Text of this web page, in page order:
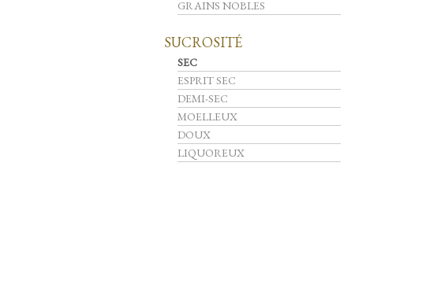
GRAINS NOBLES
SUCROSITÉ
SEC
ESPRIT SEC
DEMI-SEC
MOELLEUX
DOUX
LIQUOREUX